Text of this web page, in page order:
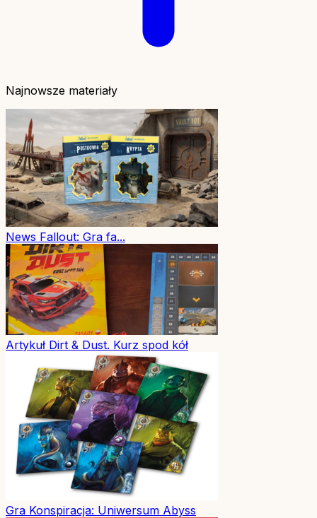
Najnowsze materiały
News Fallout: Gra fa...
Artykuł Dirt & Dust. Kurz spod kół
Gra Konspiracja: Uniwersum Abyss